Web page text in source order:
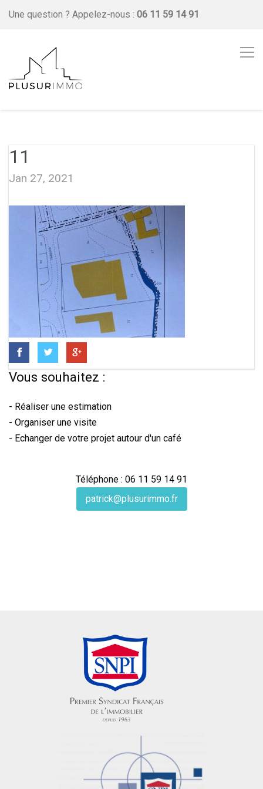
Une question ? Appelez-nous : 06 11 59 14 91
11
Jan 27, 2021
Vous souhaitez :
- Réaliser une estimation
- Organiser une visite
- Echanger de votre projet autour d'un café
Téléphone : 06 11 59 14 91
patrick@plusurimmo.fr